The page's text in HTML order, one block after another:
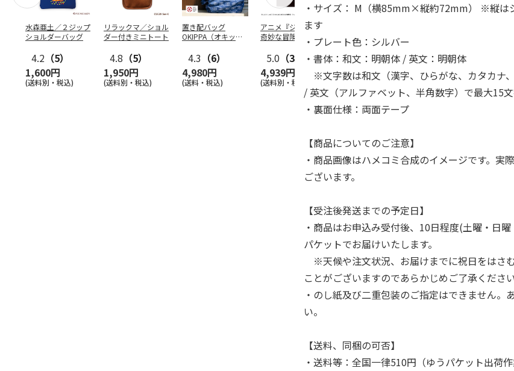
水森亜土／２ジップ
ショルダーバッグ
4.2 （5）
1,600円
(送料別・税込)
リラックマ／ショル
ダー付きミニトート
4.8 （5）
1,950円
(送料別・税込)
置き配バッグ
OKIPPA（オキッ
4.3 （6）
4,980円
(送料・税込)
アニメ『ジョジョの
奇妙な冒険 黄金の
風』CITY POP…
5.0 （3）
4,939円
(送料別・税込)
ー付きバッグ
4.4（5）
1,760円
(送料別・税込)
4.8 （4）
3,839円
(送料別・税込) (送
・サイズ： M（横85mm×縦約72mm） ※縦は
ます
・プレート色：シルバー
・書体：和文：明朝体 / 英文：明朝体
※文字数は和文（漢字、ひらがな、カタカナ
/ 英文（アルファベット、半角数字）で最大15文
・裏面仕様：両面テープ
【商品についてのご注意】
・商品画像はハメコミ合成のイメージです。実
ございます。
【受注後発送までの予定日】
・商品はお申込み受付後、10日程度(土曜・日
パケットでお届けいたします。
※天候や注文状況、お届けまでに祝日をはさ
ことがございますのであらかじめご了承ください
・のし紙及び二重包装のご指定はできません。
い。
【送料、同梱の可否】
・送料等：全国一律510円（ゆうパケット出荷作